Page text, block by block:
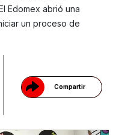
Compartir
Gracias!
Edomex abrió una
un proceso de